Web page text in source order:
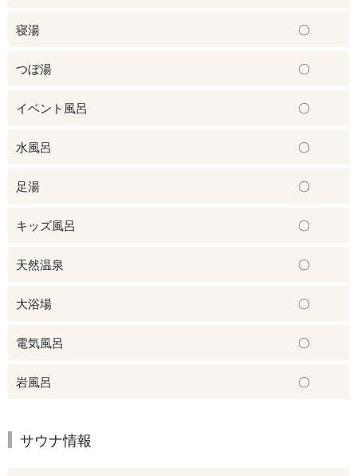
寝湯 〇
つぼ湯 〇
イベント風呂 〇
水風呂 〇
足湯 〇
キッズ風呂 〇
天然温泉 〇
大浴場 〇
電気風呂 〇
岩風呂 〇
サウナ情報